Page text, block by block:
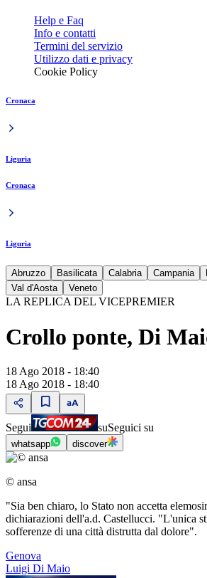
Help e Faq
Info e contatti
Termini del servizio
Utilizzo dati e privacy
Cookie Policy
Cronaca
Liguria
Cronaca
Liguria
Abruzzo Basilicata Calabria Campania
Val d'Aosta
Veneto
LA REPLICA DEL VICEPREMIER
Crollo ponte, Di
18 Ago 2018 - 18:40
18 Ago 2018 - 18:40
Segui suSeguici su
whatsapp discover
© ansa
"Sia ben chiaro, lo Stato non accetta
dichiarazioni dell'a.d. Castellucci. "L'unica
sofferenze di una città distrutta dal dolore".
Genova
Luigi Di Maio